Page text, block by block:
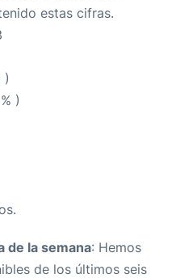
estas cifras.
)
)
de la semana: Hemos
de los últimos seis